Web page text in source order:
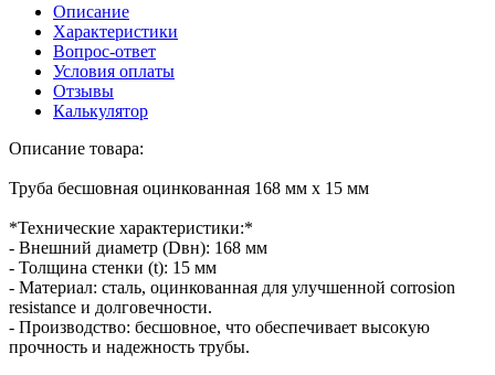
Описание
Характеристики
Вопрос-ответ
Условия оплаты
Отзывы
Калькулятор
Описание товара:
Труба бесшовная оцинкованная 168 мм x 15 мм
*Технические характеристики:*
- Внешний диаметр (Dвн): 168 мм
- Толщина стенки (t): 15 мм
- Материал: сталь, оцинкованная для улучшенной corrosion
resistance и долговечности.
- Производство: бесшовное, что обеспечивает высокую
прочность и надежность трубы.